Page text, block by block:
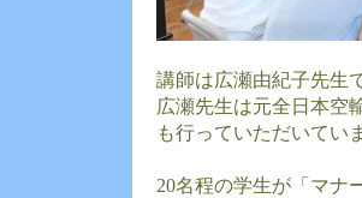
講師は広瀬由紀子先生
広瀬先生は元全日本空
も行っていただいてい
20名程の学生が「マナ